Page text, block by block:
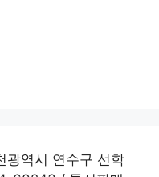
광역시 연수구 선학